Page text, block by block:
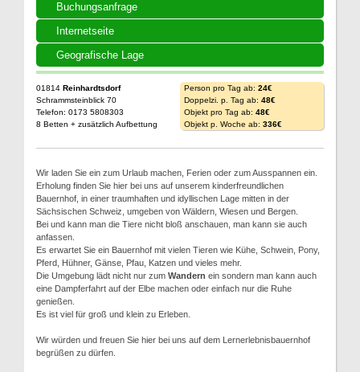
Buchungsanfrage
Internetseite
Geografische Lage
01814 Reinhardtsdorf
Schrammsteinblick 70
Telefon: 0173 5808303
8 Betten + zusätzlich Aufbettung
Person pro Tag ab: 24€
Doppelzi. p. Tag ab: 48€
Objekt pro Tag ab: 48€
Objekt p. Woche ab: 336€
Wir laden Sie ein zum Urlaub machen, Ferien oder zum Ausspannen ein.
Erholung finden Sie hier bei uns auf unserem kinderfreundlichen
Bauernhof, in einer traumhaften und idyllischen Lage mitten in der
Sächsischen Schweiz, umgeben von Wäldern, Wiesen und Bergen.
Bei und kann man die Tiere nicht bloß anschauen, man kann sie auch
anfassen.
Es erwartet Sie ein Bauernhof mit vielen Tieren wie Kühe, Schwein, Pony,
Pferd, Hühner, Gänse, Pfau, Katzen und vieles mehr.
Die Umgebung lädt nicht nur zum Wandern ein sondern man kann auch
eine Dampferfahrt auf der Elbe machen oder einfach nur die Ruhe
genießen.
Es ist viel für groß und klein zu Erleben.
Wir würden und freuen Sie hier bei uns auf dem Lernerlebnisbauernhof
begrüßen zu dürfen.